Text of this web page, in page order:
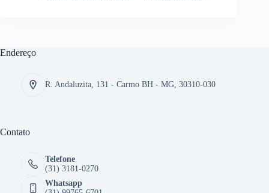
Endereço
R. Andaluzita, 131 - Carmo BH - MG, 30310-030
Contato
Telefone
(31) 3181-0270
Whatsapp